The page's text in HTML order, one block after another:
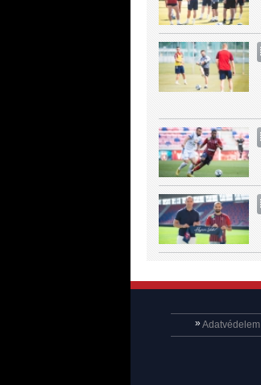
»Adatvédelem